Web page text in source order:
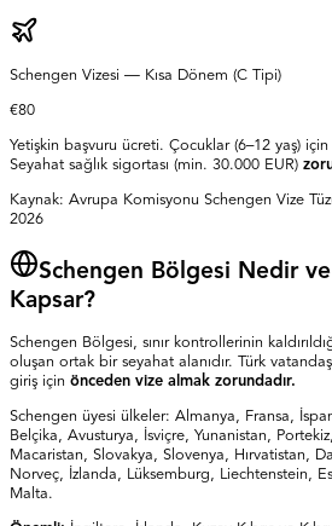
Schengen Vizesi — Kısa Dönem (C Tipi)
€80
Yetişkin başvuru ücreti. Çocuklar (6–12 yaş) için
Seyahat sağlık sigortası (min. 30.000 EUR)
Kaynak: Avrupa Komisyonu Schengen Vize
2026
Schengen Bölgesi Nedir
Kapsar?
Schengen Bölgesi, sınır kontrollerinin
oluşan ortak bir seyahat alanıdır. Türk
giriş için önceden vize almak zorundadır.
Schengen üyesi ülkeler: Almanya, Fransa,
Belçika, Avusturya, İsviçre, Yunanistan,
Macaristan, Slovakya, Slovenya, Hırvatistan,
Norveç, İzlanda, Lüksemburg, Liechtenstein,
Malta.